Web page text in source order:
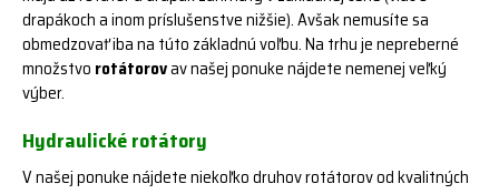
drapákoch a inom príslušenstve nižšie). Avšak nemusíte sa
obmedzovať iba na túto základnú voľbu. Na trhu je nepreberné
množstvo rotátorovav našej ponuke nájdete nemenej veľký
výber.
Hydraulické rotátory
V našej ponuke nájdete niekoľko druhov rotátorov od kvalitných